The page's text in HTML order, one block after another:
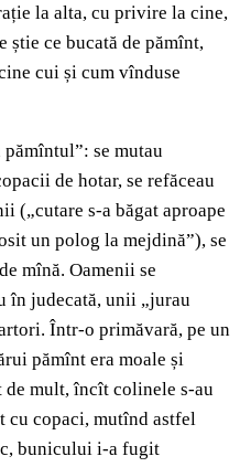
la alta, cu privire la cine,
știe ce bucată de pămînt,
cui și cum vînduse
pămîntul”: se mutau
de hotar, se refăceau
(„cutare s-a băgat aproape
un polog la mejdină”), se
mînă. Oamenii se
în judecată, unii „jurau
Într-o primăvară, pe un
pămînt era moale și
mult, încît colinele s-au
cu copaci, mutînd astfel
bunicului i-a fugit